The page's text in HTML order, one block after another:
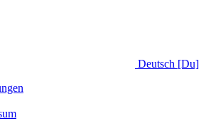
Deutsch [Du]